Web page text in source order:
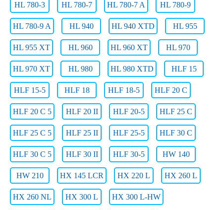
HL 780-3 HL 780-7 HL 780-7 A HL 780-9
HL 780-9 A HL 940 HL 940 XTD HL 955
HL 955 XT HL 960 HL 960 XT HL 970
HL 970 XT HL 980 HL 980 XTD HLF 15
HLF 15-5 HLF 18 HLF 18-5 HLF 20 C
HLF 20 C 5 HLF 20 II HLF 20-5 HLF 25 C
HLF 25 C 5 HLF 25 II HLF 25-5 HLF 30 C
HLF 30 C 5 HLF 30 II HLF 30-5 HW 140
HW 210 HX 145 LCR HX 220 L HX 260 L
HX 260 NL HX 300 L HX 300 L-HW